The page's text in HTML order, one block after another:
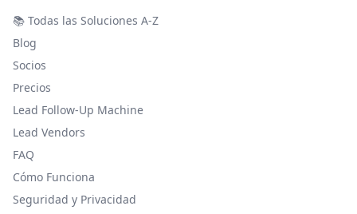
📚 Todas las Soluciones A-Z
Blog
Socios
Precios
Lead Follow-Up Machine
Lead Vendors
FAQ
Cómo Funciona
Seguridad y Privacidad